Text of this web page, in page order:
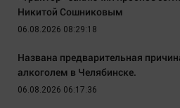
Никитой Сошниковым
06.08.2026 08:29:18
Названа предварительная
алкоголем в Челябинске.
06.08.2026 06:17:36